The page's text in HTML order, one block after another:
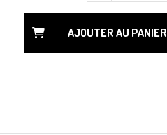
AJOUTER AU PANIER